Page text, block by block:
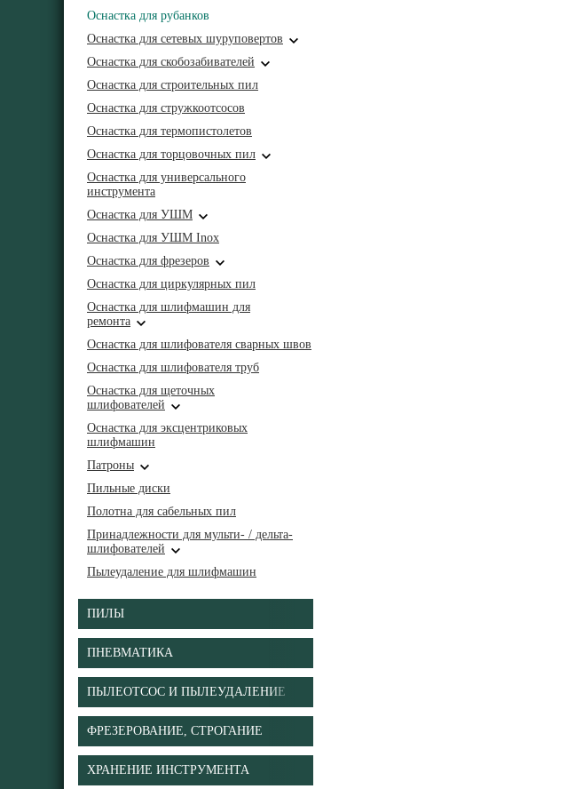
Оснастка для рубанков
Оснастка для сетевых шуруповертов
Оснастка для скобозабивателей
Оснастка для строительных пил
Оснастка для стружкоотсосов
Оснастка для термопистолетов
Оснастка для торцовочных пил
Оснастка для универсального
инструмента
Оснастка для УШМ
Оснастка для УШМ Inox
Оснастка для фрезеров
Оснастка для циркулярных пил
Оснастка для шлифмашин для
ремонта
Оснастка для шлифователя сварных швов
Оснастка для шлифователя труб
Оснастка для щеточных
шлифователей
Оснастка для эксцентриковых
шлифмашин
Патроны
Пильные диски
Полотна для сабельных пил
Принадлежности для мульти- / дельта-
шлифователей
Пылеудаление для шлифмашин
ПИЛЫ
ПНЕВМАТИКА
ПЫЛЕОТСОС И ПЫЛЕУДАЛЕНИЕ
ФРЕЗЕРОВАНИЕ, СТРОГАНИЕ
ХРАНЕНИЕ ИНСТРУМЕНТА